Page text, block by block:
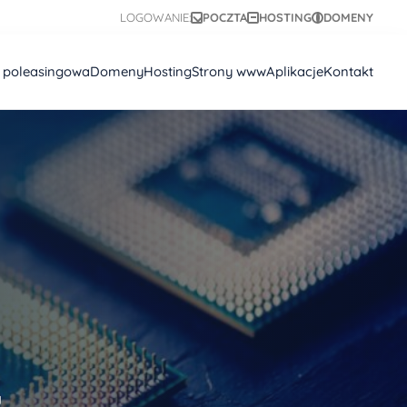
LOGOWANIE: POCZTA HOSTING DOMENY
DomenyHostingStrony wwwAplikacjeKontakt